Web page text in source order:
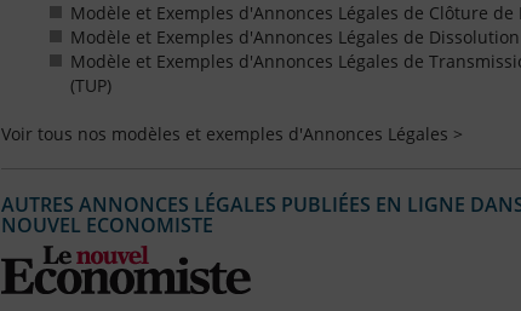
Modèle et Exemples d'Annonces Légales de Clôture
Modèle et Exemples d'Annonces Légales de Dissolution
Modèle et Exemples d'Annonces Légales de
(TUP)
Voir tous nos modèles et exemples d'Annonces Légales >
AUTRES ANNONCES LÉGALES PUBLIÉES EN LIGNE
NOUVEL ECONOMISTE